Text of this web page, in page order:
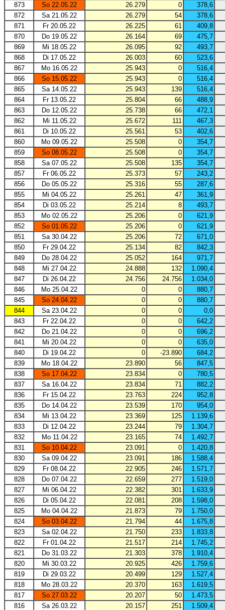
873
So 22.05.22 26.279 0
378,6
872
Sa 21.05.22 26.279 54
378,6
871
Fr 20.05.22 26.225 61
409,8
870
Do 19.05.22 26.164 69
475,7
869
Mi 18.05.22 26.095 92
493,7
868
Di 17.05.22 26.003 60
523,6
867
Mo 16.05.22 25.943 0
516,4
866
So 15.05.22 25.943 0
516,4
865
Sa 14.05.22 25.943 139
516,4
864
Fr 13.05.22 25.804 66
488,9
863
Do 12.05.22 25.738 66
472,1
862
Mi 11.05.22 25.672 111
467,3
861
Di 10.05.22 25.561 53
402,6
860
Mo 09.05.22 25.508 0
354,7
859
So 08.05.22 25.508 0
354,7
858
Sa 07.05.22 25.508 135
354,7
857
Fr 06.05.22 25.373 57
243,2
856
Do 05.05.22 25.316 55
287,6
855
Mi 04.05.22 25.261 47
361,9
854
Di 03.05.22 25.214 8
493,7
853
Mo 02.05.22 25.206 0
621,9
852
So 01.05.22 25.206 0
621,9
851
Sa 30.04.22 25.206 72
671,0
850
Fr 29.04.22 25.134 82
842,3
849
Do 28.04.22 25.052 164
971,7
848
Mi 27.04.22 24.888 132
1.090,4
847
Di 26.04.22 24.756 24.756
1.034,0
846
Mo 25.04.22 0 0
880,7
845
So 24.04.22 0 0
880,7
844
Sa 23.04.22 0 0
0,0
843
Fr 22.04.22 0 0
642,2
842
Do 21.04.22 0 0
696,2
841
Mi 20.04.22 0 0
635,0
840
Di 19.04.22 0 -23.890
684,2
839
Mo 18.04.22 23.890 56
847,5
838
So 17.04.22 23.834 0
780,5
837
Sa 16.04.22 23.834 71
882,2
836
Fr 15.04.22 23.763 224
952,8
835
Do 14.04.22 23.539 170
954,0
834
Mi 13.04.22 23.369 125
1.139,6
833
Di 12.04.22 23.244 79
1.304,7
832
Mo 11.04.22 23.165 74
1.492,7
831
So 10.04.22 23.091 0
1.420,8
830
Sa 09.04.22 23.091 186
1.588,4
829
Fr 08.04.22 22.905 246
1.571,7
828
Do 07.04.22 22.659 277
1.519,0
827
Mi 06.04.22 22.382 301
1.633,9
826
Di 05.04.22 22.081 208
1.598,0
825
Mo 04.04.22 21.873 79
1.750,0
824
So 03.04.22 21.794 44
1.675,8
823
Sa 02.04.22 21.750 233
1.833,8
822
Fr 01.04.22 21.517 214
1.745,2
821
Do 31.03.22 21.303 378
1.910,4
820
Mi 30.03.22 20.925 426
1.759,6
819
Di 29.03.22 20.499 129
1.527,4
818
Mo 28.03.22 20.370 163
1.619,5
817
So 27.03.22 20.207 50
1.473,5
816
Sa 26.03.22 20.157 251 1.509,4